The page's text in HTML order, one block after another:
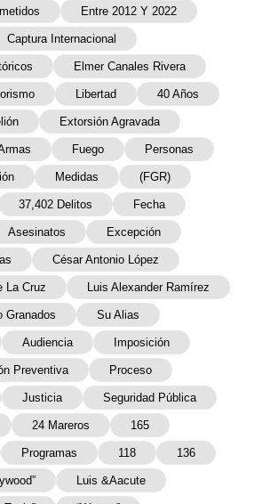
Entre 2012 Y 2022
Captura Internacional
Elmer Canales Rivera
Libertad 40 Años
Extorsión Agravada
Fuego Personas
Medidas (FGR)
37,402 Delitos Fecha
Asesinatos Excepción
César Antonio López
La Cruz Luis Alexander Ramírez
Granados Su Alias
Audiencia Imposición
Preventiva Proceso
Justicia Seguridad Pública
24 Mareros 165
Programas 118 136
Luis &Aacute